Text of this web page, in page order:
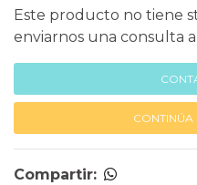
Este producto no tiene
enviarnos una consulta
Compartir: